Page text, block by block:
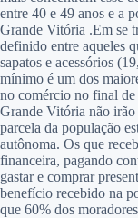
entre 40 e 49 anos e a
Grande Vitória .Em se
definido entre aqueles
sapatos e acessórios
mínimo é um dos
no comércio no final de
Grande Vitória não irão
parcela da população
autônoma. Os que
financeira, pagando
gastar e comprar
benefício recebido na
que 60% dos